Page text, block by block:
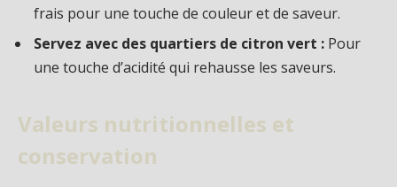
frais pour une touche de couleur et de saveur.
Servez avec des quartiers de citron vert : Pour
une touche d’acidité qui rehausse les saveurs.
Valeurs nutritionnelles et
conservation